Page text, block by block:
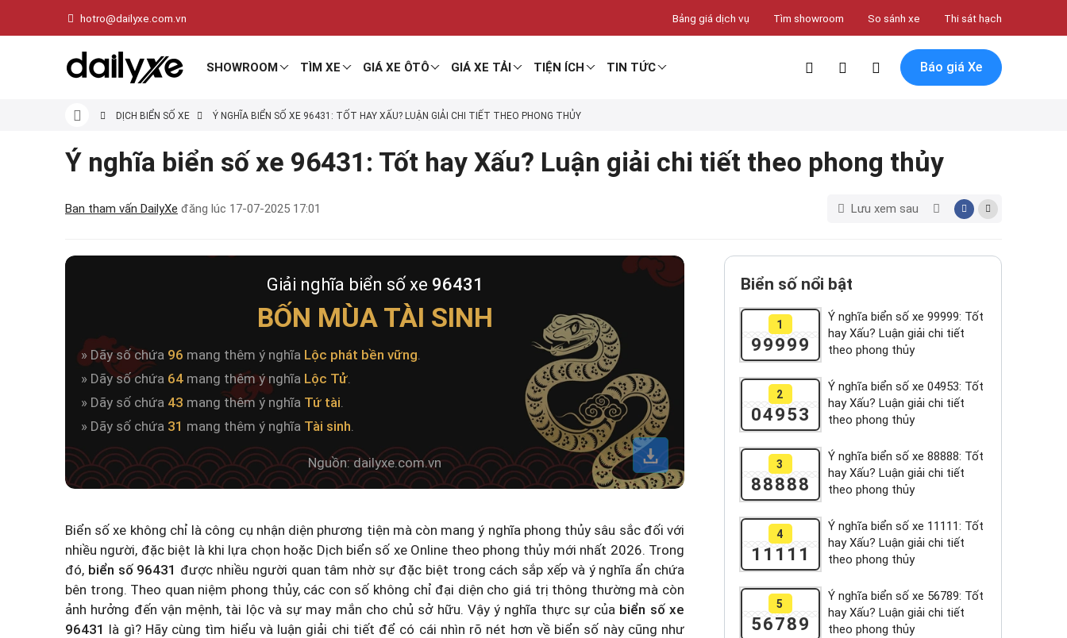
hotro@dailyxe.com.vn Bảng giá dịch vụ Tìm showroom So sánh xe Thi sát hạch
SHOWROOM TÌM XE GIÁ XE ÔTÔ GIÁ XE TẢI TIỆN ÍCH TIN TỨC Báo giá Xe
DỊCH BIỂN SỐ XE Ý NGHĨA BIỂN SỐ XE 96431: TỐT HAY XẤU? LUẬN GIẢI CHI TIẾT THEO PHONG THỦY
Ý nghĩa biển số xe 96431: Tốt hay Xấu? Luận giải chi tiết theo phong thủy
Ban tham vấn DailyXe đăng lúc 17-07-2025 17:01 Lưu xem sau
Giải nghĩa biển số xe 96431
BỐN MÙA TÀI SINH
» Dãy số chứa 96 mang thêm ý nghĩa Lộc phát bền vững.
» Dãy số chứa 64 mang thêm ý nghĩa Lộc Tử.
» Dãy số chứa 43 mang thêm ý nghĩa Tứ tài.
» Dãy số chứa 31 mang thêm ý nghĩa Tài sinh.
Nguồn: dailyxe.com.vn
Biển số xe không chỉ là công cụ nhận diện phương tiện mà còn mang ý nghĩa phong thủy sâu sắc đối với
nhiều người, đặc biệt là khi lựa chọn hoặc Dịch biển số xe Online theo phong thủy mới nhất 2026. Trong
đó, biển số 96431 được nhiều người quan tâm nhờ sự đặc biệt trong cách sắp xếp và ý nghĩa ẩn chứa
bên trong. Theo quan niệm phong thủy, các con số không chỉ đại diện cho giá trị thông thường mà còn
ảnh hưởng đến vận mệnh, tài lộc và sự may mắn cho chủ sở hữu. Vậy ý nghĩa thực sự của biển số xe
96431 là gì? Hãy cùng tìm hiểu và luận giải chi tiết để có cái nhìn rõ nét hơn về biển số này cũng như
Biển số nổi bật
1
99999
Ý nghĩa biển số xe 99999: Tốt
hay Xấu? Luận giải chi tiết
theo phong thủy
2
04953
Ý nghĩa biển số xe 04953: Tốt
hay Xấu? Luận giải chi tiết
theo phong thủy
3
88888
Ý nghĩa biển số xe 88888: Tốt
hay Xấu? Luận giải chi tiết
theo phong thủy
4
11111
Ý nghĩa biển số xe 11111: Tốt
hay Xấu? Luận giải chi tiết
theo phong thủy
5
56789
Ý nghĩa biển số xe 56789: Tốt
hay Xấu? Luận giải chi tiết
theo phong thủy